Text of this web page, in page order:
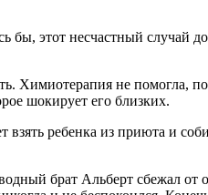
бы, этот несчастный случай
Химиотерапия не помогла,
шокирует его близких.
взять ребенка из приюта и
брат Альберт сбежал от